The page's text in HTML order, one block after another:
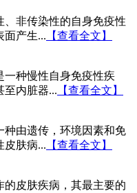
非传染性的自身免疫性
面产生... 【查看全文】
一种慢性自身免疫性疾
至内脏器... 【查看全文】
种由遗传，环境因素和免
皮肤病... 【查看全文】
皮肤疾病，其最主要的